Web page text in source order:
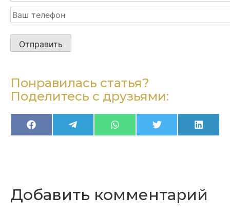
Оставьте
это
Понравилась статья?
Поделитесь с друзьями:
Share
on
FacebookShare
on
TelegramShare
on
WhatsAppShare
on
Share
on
Добавить комментарий